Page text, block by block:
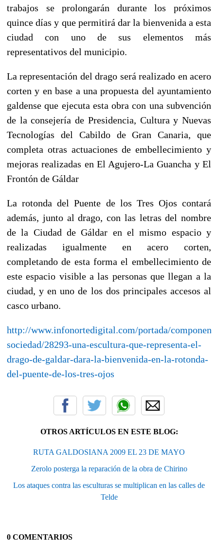
trabajos se prolongarán durante los próximos
quince días y que permitirá dar la bienvenida a esta
ciudad con uno de sus elementos más
representativos del municipio.
La representación del drago será realizado en acero
corten y en base a una propuesta del ayuntamiento
galdense que ejecuta esta obra con una subvención
de la consejería de Presidencia, Cultura y Nuevas
Tecnologías del Cabildo de Gran Canaria, que
completa otras actuaciones de embellecimiento y
mejoras realizadas en El Agujero-La Guancha y El
Frontón de Gáldar
La rotonda del Puente de los Tres Ojos contará
además, junto al drago, con las letras del nombre
de la Ciudad de Gáldar en el mismo espacio y
realizadas igualmente en acero corten,
completando de esta forma el embellecimiento de
este espacio visible a las personas que llegan a la
ciudad, y en uno de los dos principales accesos al
casco urbano.
http://www.infonortedigital.com/portada/
sociedad/28293-una-escultura-que-representa-el-
drago-de-galdar-dara-la-bienvenida-en-la-rotonda-
del-puente-de-los-tres-ojos
OTROS ARTÍCULOS EN ESTE BLOG:
RUTA GALDOSIANA 2009 EL 23 DE MAYO
Zerolo posterga la reparación de la obra de Chirino
Los ataques contra las esculturas se multiplican en las calles de
Telde
0 COMENTARIOS